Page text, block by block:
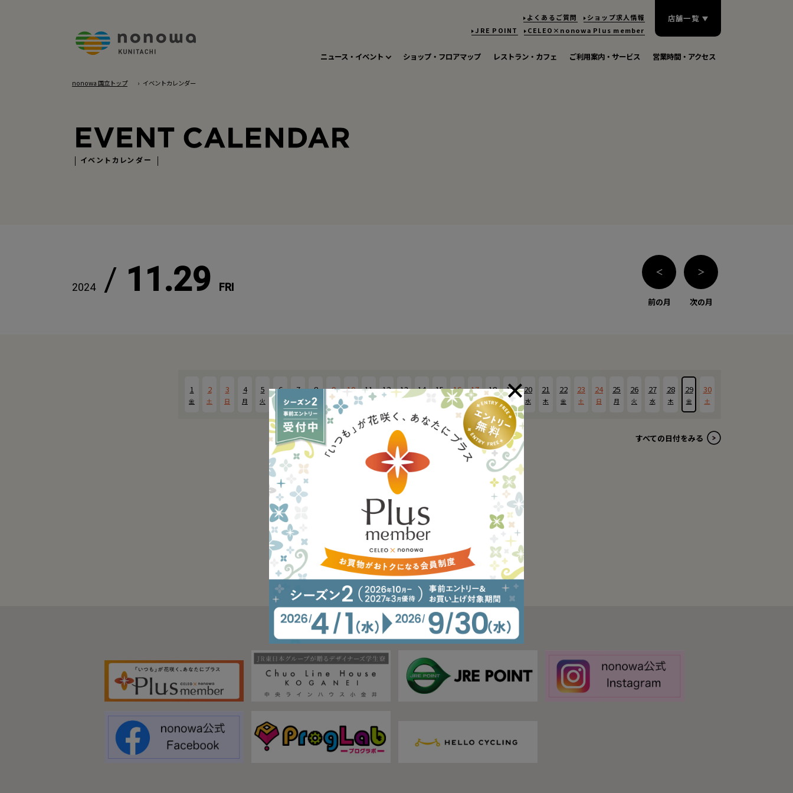
ニュース・イベント ショップ・フロアマップ レストラン・カフェ ご利用案内・サービス 営業時間・アクセス
よくあるご質問
ショップ求人情報
JRE POINT
CELEO×nonowa Plus member
店舗一覧
nonowa 国立トップ イベントカレンダー
イベントカレンダー
2024/ 11.29 FRI
＜
前の月
＞
次の月
1
金
2
土
3
日
4
月
5
火
6 7
木
8
金
9
土
10 11
月
12 13
水
14 15
金
16
土
17
日
18
月
19
火
20
水
21
木
22
金
23
土
24
日
25
月
26
火
27
水
28
木
29
金
30
土
すべての日付をみる
現在、掲載する情報はございません。
イベント一覧へ